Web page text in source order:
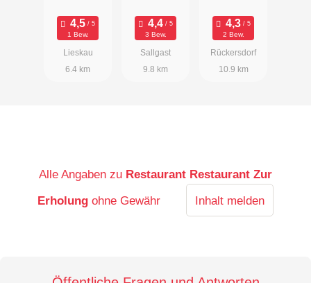
1 Bew.
Lieskau
6.4 km
3 Bew.
Sallgast
9.8 km
2 Bew.
Rückersdorf
10.9 km
Alle Angaben zu Restaurant Restaurant Zur
Erholung ohne Gewähr Inhalt melden